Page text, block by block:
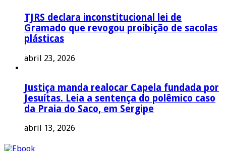
TJRS declara inconstitucional lei de
Gramado que revogou proibição de sacolas
plásticas
abril 23, 2026
Justiça manda realocar Capela fundada por
Jesuítas. Leia a sentença do polêmico caso
da Praia do Saco, em Sergipe
abril 13, 2026